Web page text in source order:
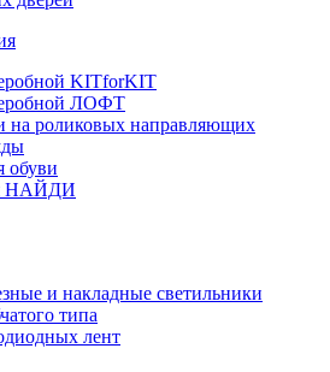
KITforKIT
ЛОФТ
роликовых направляющих
обуви
НАЙДИ
и накладные светильники
типа
лент